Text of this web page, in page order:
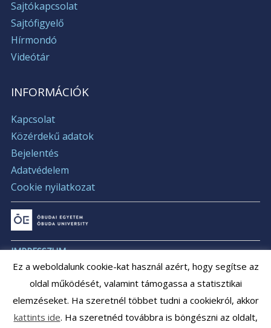
Sajtókapcsolat
Sajtófigyelő
Hírmondó
Videótár
INFORMÁCIÓK
Kapcsolat
Közérdekű adatok
Bejelentés
Adatvédelem
Cookie nyilatkozat
IMPRESSZUM
ÁLLÁSAJÁNLATOK
ARCHÍVUM
Ez a weboldalunk cookie-kat használ azért, hogy segítse az
oldal működését, valamint támogassa a statisztikai
elemzéseket. Ha szeretnél többet tudni a cookiekról, akkor
kattints ide. Ha szeretnéd továbbra is böngészni az oldalt,